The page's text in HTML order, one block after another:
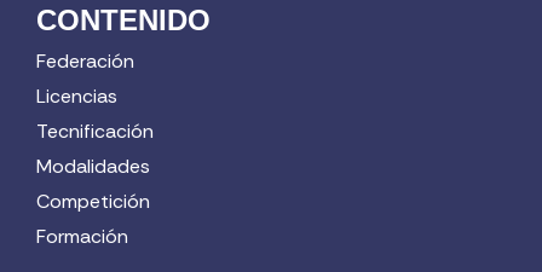
CONTENIDO
Federación
Licencias
Tecnificación
Modalidades
Competición
Formación